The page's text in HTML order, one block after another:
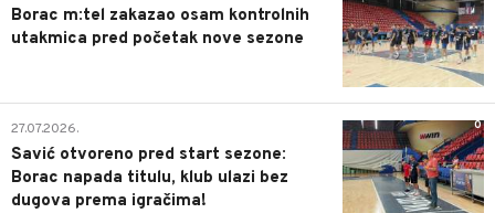
Borac m:tel zakazao osam kontrolnih
utakmica pred početak nove sezone
0
27.07.2026.
Savić otvoreno pred start sezone:
Borac napada titulu, klub ulazi bez
dugova prema igračima!